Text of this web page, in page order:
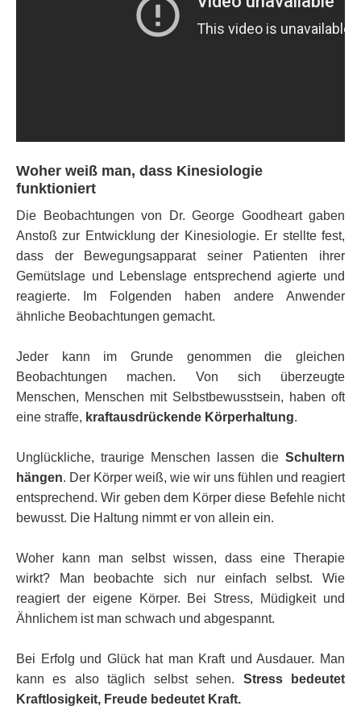
Woher weiß man, dass Kinesiologie
funktioniert
Die Beobachtungen von Dr. George Goodheart gaben
Anstoß zur Entwicklung der Kinesiologie. Er stellte fest,
dass der Bewegungsapparat seiner Patienten ihrer
Gemütslage und Lebenslage entsprechend agierte und
reagierte. Im Folgenden haben andere Anwender
ähnliche Beobachtungen gemacht.
Jeder kann im Grunde genommen die gleichen
Beobachtungen machen. Von sich überzeugte
Menschen, Menschen mit Selbstbewusstsein, haben oft
eine straffe, kraftausdrückende Körperhaltung.
Unglückliche, traurige Menschen lassen die Schultern
hängen. Der Körper weiß, wie wir uns fühlen und reagiert
entsprechend. Wir geben dem Körper diese Befehle nicht
bewusst. Die Haltung nimmt er von allein ein.
Woher kann man selbst wissen, dass eine Therapie
wirkt? Man beobachte sich nur einfach selbst. Wie
reagiert der eigene Körper. Bei Stress, Müdigkeit und
Ähnlichem ist man schwach und abgespannt.
Bei Erfolg und Glück hat man Kraft und Ausdauer. Man
kann es also täglich selbst sehen. Stress bedeutet
Kraftlosigkeit, Freude bedeutet Kraft.